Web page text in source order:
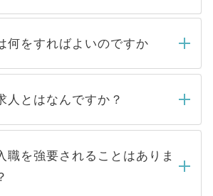
何をすればよいのですか
だきましたら、弊社担当者がご
確認し、その後メールもしくは
、5営業日以内にはご連絡をせて
すので、しばらくお待ちくださ
人とはなんですか？
で取り扱っている求人の
は、Webサイトからご覧いただ
公開求人」です。非公開求人は
によって、一般には公開してい
職を強要されることはありま